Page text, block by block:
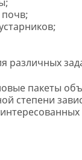
почв;
различных
пакеты
степени